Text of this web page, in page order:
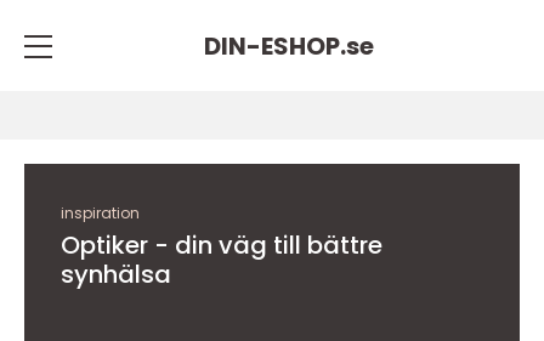
DIN-ESHOP.se
inspiration
Optiker - din väg till bättre
synhälsa